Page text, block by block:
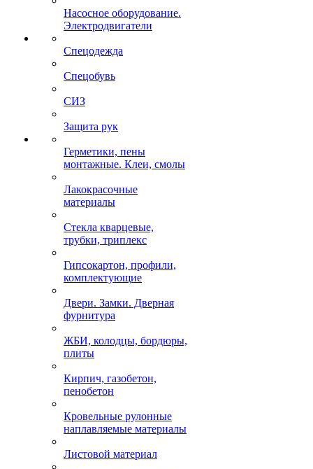
Насосное оборудование.
Электродвигатели
Спецодежда
Спецобувь
СИЗ
Защита рук
Герметики, пены
монтажные. Клеи, смолы
Лакокрасочные
материалы
Стекла кварцевые,
трубки, триплекс
Гипсокартон, профили,
комплектующие
Двери. Замки. Дверная
фурнитура
ЖБИ, колодцы, бордюры,
плиты
Кирпич, газобетон,
пенобетон
Кровельные рулонные
наплавляемые материалы
Листовой материал